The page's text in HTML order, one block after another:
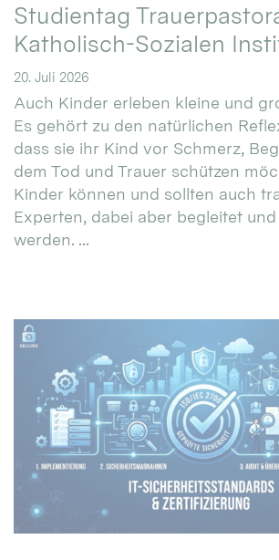
Studientag
Katholisch-Sozialen
20. Juli 2026
Auch Kinder erleben kleine und
Es gehört zu den natürlichen
dass sie ihr Kind vor Schmerz,
dem Tod und Trauer schützen
Kinder können und sollten auch
Experten, dabei aber begleitet
werden. ...